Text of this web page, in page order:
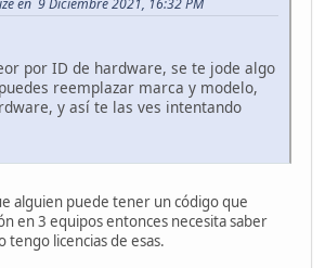
en 9 Diciembre 2021, 16:32 PM
por ID de hardware, se te jode algo
reemplazar marca y modelo,
y así te las ves intentando
alguien puede tener un código que
en 3 equipos entonces necesita saber
tengo licencias de esas.